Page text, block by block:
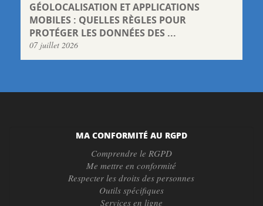
GÉOLOCALISATION ET APPLICATIONS
MOBILES : QUELLES RÈGLES POUR
PROTÉGER LES DONNÉES DES ...
07 juillet 2026
MA CONFORMITÉ AU RGPD
Comprendre le RGPD
Me mettre en conformité
Respecter les droits des personnes
Outils spécifiques
Services en ligne